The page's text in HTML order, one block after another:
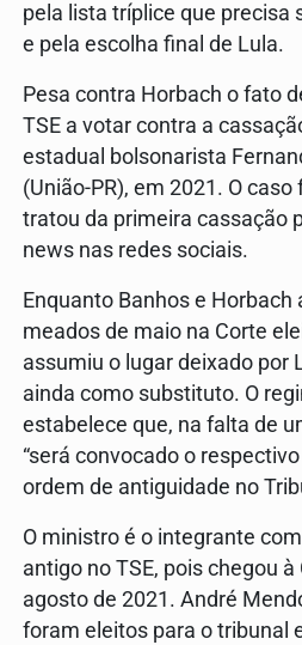
pela lista tríplice que precisa
e pela escolha final de Lula.
Pesa contra Horbach o fato
TSE a votar contra a
estadual bolsonarista
(União-PR), em 2021. O
tratou da primeira cassação
news nas redes sociais.
Enquanto Banhos e
meados de maio na Corte
assumiu o lugar deixado por
ainda como substituto. O
estabelece que, na falta de
“será convocado o
ordem de antiguidade no
O ministro é o integrante
antigo no TSE, pois chegou
agosto de 2021. André
foram eleitos para o tribunal